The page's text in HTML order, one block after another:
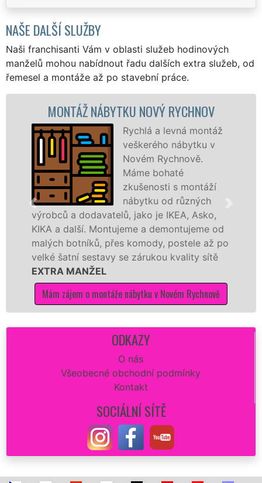
NAŠE DALŠÍ SLUŽBY
Naši franchisanti Vám v oblasti služeb hodinových
manželů mohou nabídnout řadu dalších extra služeb, od
řemesel a montáže až po stavební práce.
NÁBYTKU NOVÝ RYCHNOV
Rychlá a levná montáž
veškerého nábytku v
Novém Rychnově.
Máme bohaté
zkušenosti s montáží
nábytku od různých
a dodavatelů, jako je IKEA, Asko,
další. Montujeme a demontujeme od
botníků, přes komody, postele až po
sestavy se zárukou kvality sítě
MANŽEL
zájem o montáže nábytku v Novém Rychnově
Ikei či
Nobilie,
ODKAZY
O nás
Všeobecné obchodní podmínky
Kontakt
SOCIÁLNÍ SÍTĚ